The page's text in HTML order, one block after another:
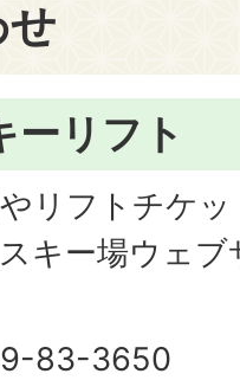
せ
ーリフト
リフトチケ
キー場ウェ
83-3650